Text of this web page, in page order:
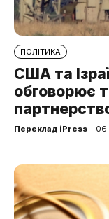
ПОЛІТИКА
США та
обговорює
Переклад iPress – 06